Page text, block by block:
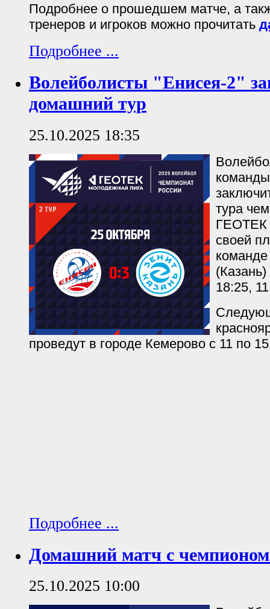
Подробнее о прошедшем матче, а
тренеров и игроков можно прочитать
Подробнее ...
Волейболисты "Енисея-2"
домашний тур
25.10.2025 18:35
тура
ГЕОТЕК
своей
18:25,
проведут в городе Кемерово с 11 по
Подробнее ...
Домашний матч с чемпионом
25.10.2025 10:00